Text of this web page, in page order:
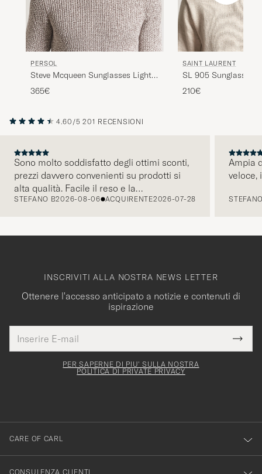
PERSOL
Steve Mcqueen Sunglasses Light
Havana
365€
SAINT LAURENT
SL 905 Sunglasses
210€
4.60/5 201 RECENSIONI
Sono molto soddisfatto degli ottimi sconti,
prezzi davvero convenienti su prodotti si
alta qualità. Facile il reso e la
comunicazione tramite mail é pratica e
STEFANO B2026-08-06 ACQUIRENTE2026-07-28
Ampia
veloce,
INSCRIVITI ALLA NOSTRA NEWS LETTER
Ottenere l'accesso anticipato a notizie e contenuti di
ispirazione
E-
mail
Grazie
per
PER SAPERNE DI PIU' SULLA NOSTRA
POLITICA DI PRIVATE PRIVACY
CARE OF CARL
CONSULENZA CLIENTI